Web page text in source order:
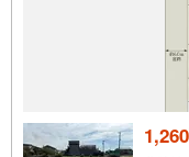
る